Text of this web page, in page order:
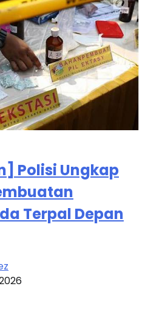
Polisi Ungkap
Terpal Depan